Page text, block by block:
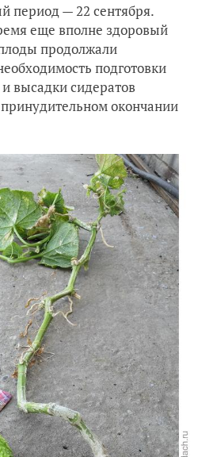
период — 22 сентября.
еще вполне здоровый
продолжали
подготовки
высадки сидератов
окончании